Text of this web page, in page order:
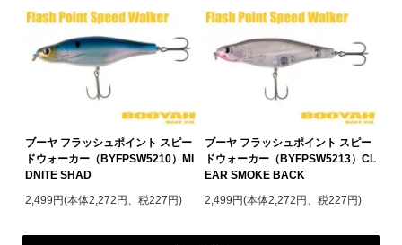
ブーヤ フラッシュポイント スピー
ドウォーカー（BYFPSW5210）MI
DNITE SHAD
2,499円(本体2,272円、税227円)
ブーヤ フラッシュポイント スピー
ドウォーカー（BYFPSW5213）CL
EAR SMOKE BACK
2,499円(本体2,272円、税227円)